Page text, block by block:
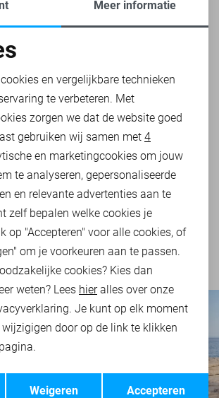
-50%
FILTER
cookies
cookies
cookies
Opslaan
Meer informatie
en vergelijkbare technieken
te verbeteren. Met
zorgen we dat de website goed
gebruiken wij samen met 4
en marketingcookies om jouw
te analyseren, gepersonaliseerde
en relevante advertenties aan te
zelf bepalen welke cookies je
op "Accepteren" voor alle cookies, of
om je voorkeuren aan te passen.
cookies? Kies dan
weten? Lees hieralles over onze
Je kunt op elk moment
door op de link te klikken
Accepteren
Weigeren